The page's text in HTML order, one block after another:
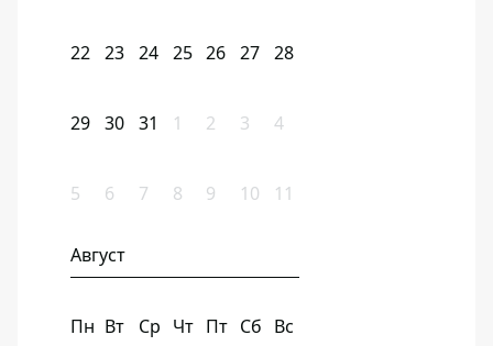
22 23 24 25 26 27 28
29 30 31 1 2 3 4
5 6 7 8 9 10 11
Август
Пн Вт Ср Чт Пт Сб Вс